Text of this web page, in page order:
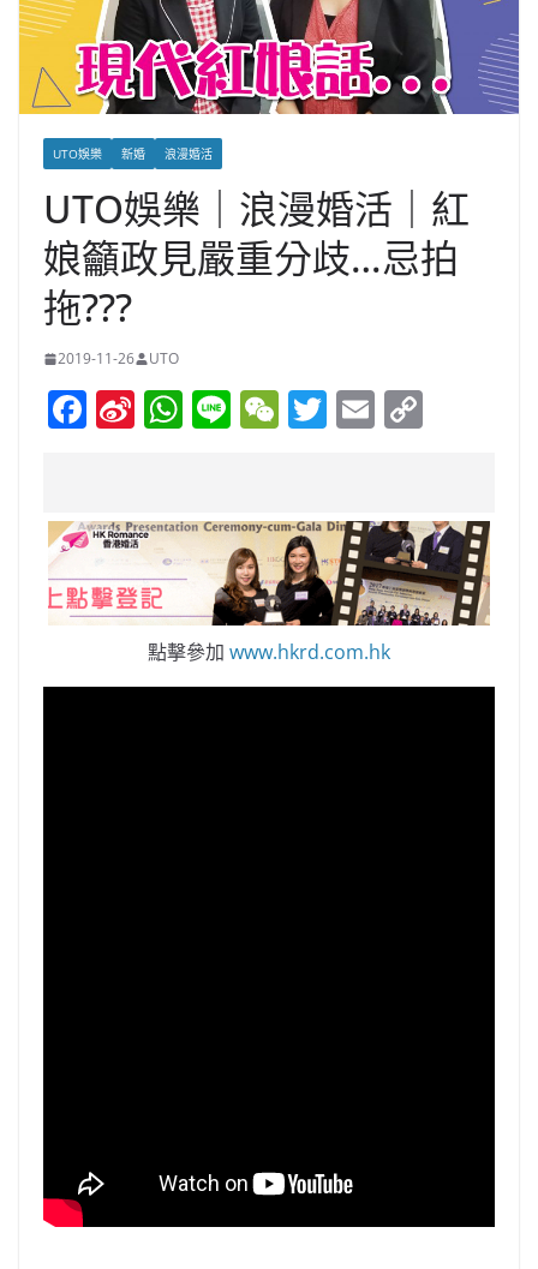
UTO娛樂 新婚 浪漫婚活
UTO娛樂｜浪漫婚活｜紅
娘籲政見嚴重分歧…忌拍
拖???
2019-11-26 UTO
F
e
b
o
o
k
Si
W
ei
b
o
W
s
A
p
p
Li W
h
at
T
er
E
l y
Li
n
k
點擊參加 www.hkrd.com.hk